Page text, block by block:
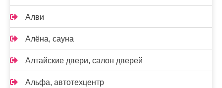
Алви
Алёна, сауна
Алтайские двери, салон дверей
Альфа, автотехцентр